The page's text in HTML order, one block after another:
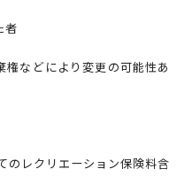
者
などにより変更の可能性あ
のレクリエーション保険料含